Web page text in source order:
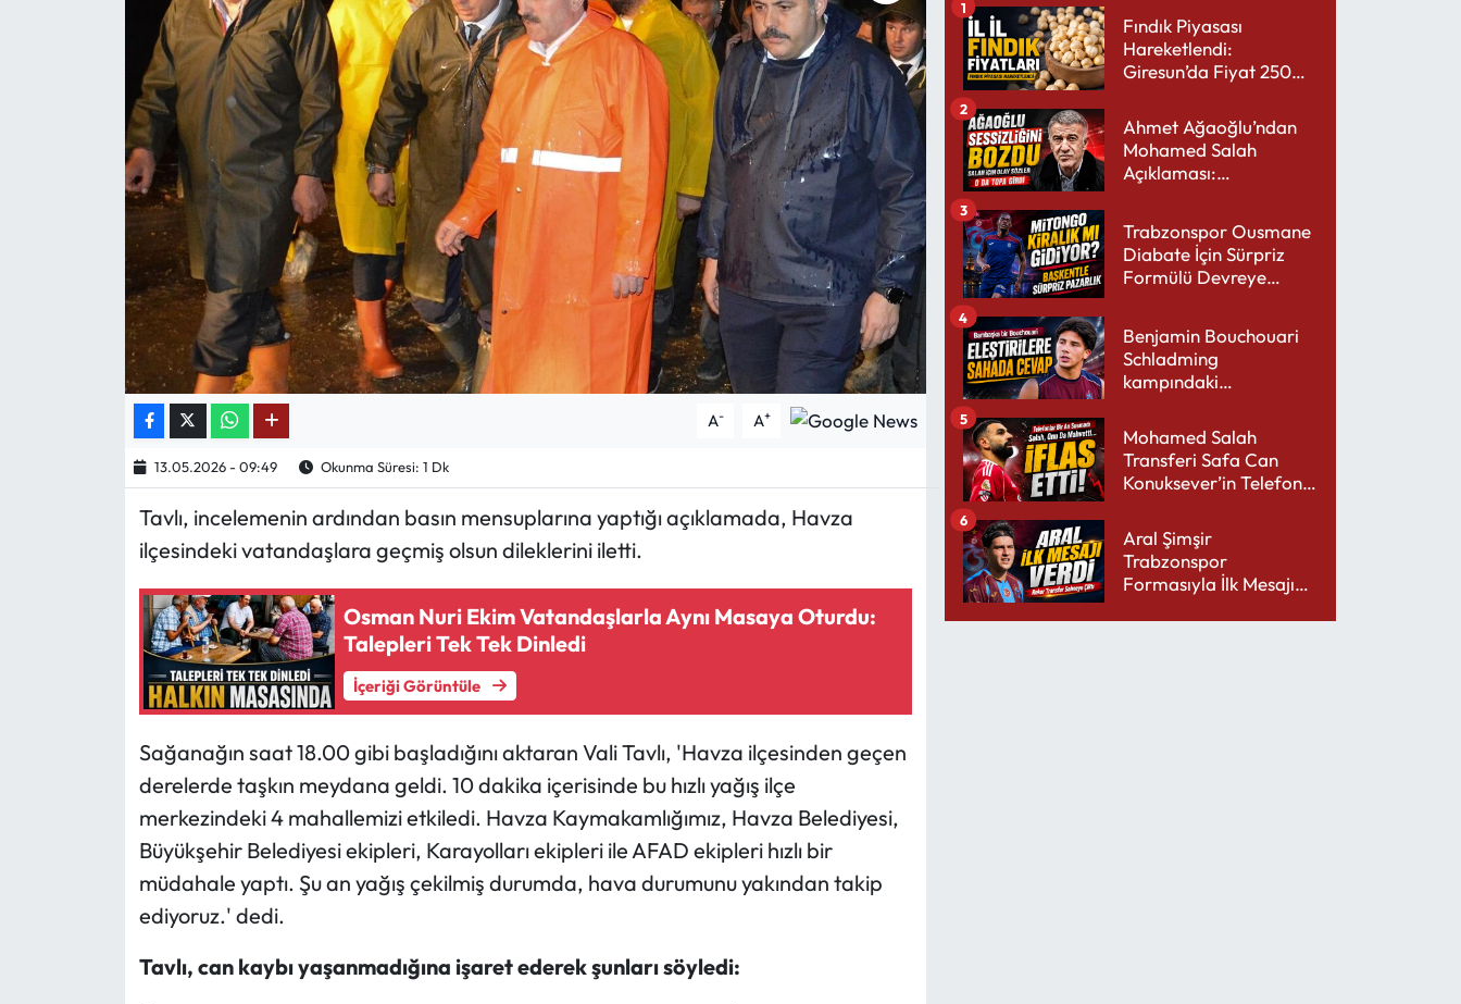
A- A+
13.05.2026 - 09:49 Okunma Süresi: 1 Dk
Tavlı, incelemenin ardından basın mensuplarına yaptığı açıklamada, Havza
ilçesindeki vatandaşlara geçmiş olsun dileklerini iletti.
Osman Nuri Ekim Vatandaşlarla Aynı Masaya Oturdu:
Talepleri Tek Tek Dinledi
İçeriği Görüntüle
Sağanağın saat 18.00 gibi başladığını aktaran Vali Tavlı, 'Havza ilçesinden geçen
derelerde taşkın meydana geldi. 10 dakika içerisinde bu hızlı yağış ilçe
merkezindeki 4 mahallemizi etkiledi. Havza Kaymakamlığımız, Havza Belediyesi,
Büyükşehir Belediyesi ekipleri, Karayolları ekipleri ile AFAD ekipleri hızlı bir
müdahale yaptı. Şu an yağış çekilmiş durumda, hava durumunu yakından takip
ediyoruz.' dedi.
Tavlı, can kaybı yaşanmadığına işaret ederek şunları söyledi:
Fındık Piyasası
Hareketlendi:
Giresun’da Fiyat 250
1
Ahmet Ağaoğlu’ndan
Mohamed Salah
Açıklaması:
2
Trabzonspor Ousmane
Diabate İçin Sürpriz
Formülü Devreye
3
Benjamin Bouchouari
Schladming
kampındaki
4
Mohamed Salah
Transferi Safa Can
Konuksever’in Telefon
5
Aral Şimşir
Trabzonspor
Formasıyla İlk Mesajını
6
Mektup Galeri
Röportaj
Manşet
Köşe Yazıları
Karikatür Galeri
ASTROLOJİ
Spor Yazıları
Mektup Galeri